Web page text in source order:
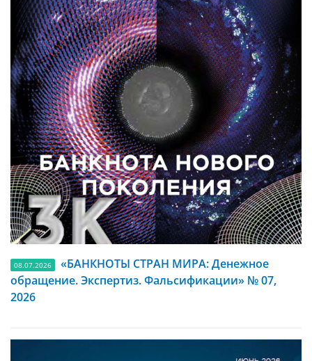
08.07.2026
«БАНКНОТЫ СТРАН МИРА: Денежное
обращение. Экспертиз. Фальсификации» № 07,
2026